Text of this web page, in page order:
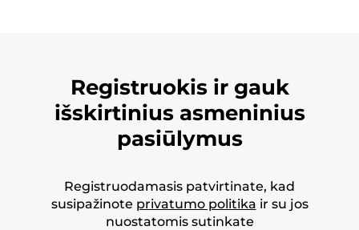
Registruokis ir gauk
išskirtinius asmeninius
pasiūlymus
Registruodamasis patvirtinate, kad
susipažinote privatumo politika ir su jos
nuostatomis sutinkate